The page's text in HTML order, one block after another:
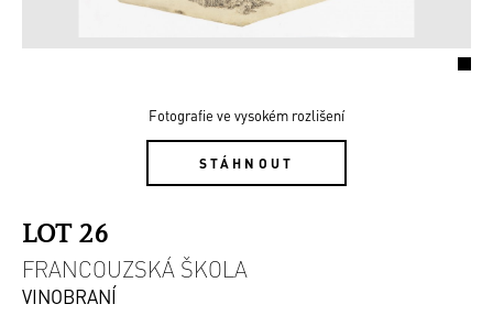
Fotografie ve vysokém rozlišení
STÁHNOUT
LOT 26
FRANCOUZSKÁ ŠKOLA
VINOBRANÍ